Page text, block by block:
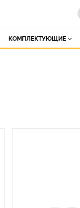
КОМПЛЕКТУЮЩИЕ